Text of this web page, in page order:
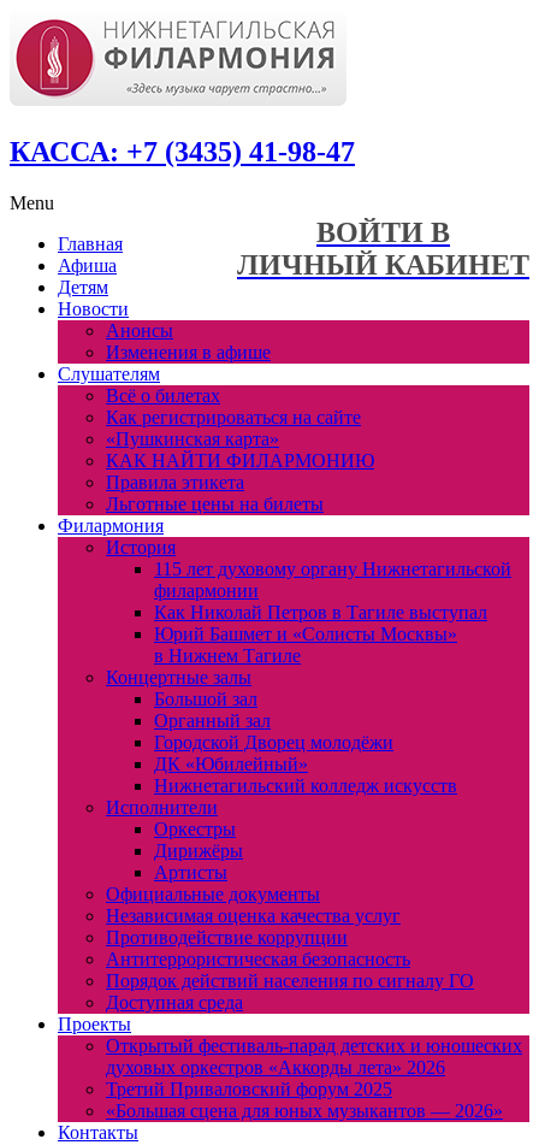
КАССА: +7 (3435) 41-98-47
ВОЙТИ В
ЛИЧНЫЙ КАБИНЕТ
Menu
Главная
Афиша
Детям
Новости
Анонсы
Изменения в афише
Слушателям
Всё о билетах
Как регистрироваться на сайте
«Пушкинская карта»
КАК НАЙТИ ФИЛАРМОНИЮ
Правила этикета
Льготные цены на билеты
Филармония
История
115 лет духовому органу Нижнетагильской
филармонии
Как Николай Петров в Тагиле выступал
Юрий Башмет и «Солисты Москвы»
в Нижнем Тагиле
Концертные залы
Большой зал
Органный зал
Городской Дворец молодёжи
ДК «Юбилейный»
Нижнетагильский колледж искусств
Исполнители
Оркестры
Дирижёры
Артисты
Официальные документы
Независимая оценка качества услуг
Противодействие коррупции
Антитеррористическая безопасность
Порядок действий населения по сигналу ГО
Доступная среда
Проекты
Открытый фестиваль-парад детских и юношеских
духовых оркестров «Аккорды лета» 2026
Третий Приваловский форум 2025
«Большая сцена для юных музыкантов — 2026»
Контакты